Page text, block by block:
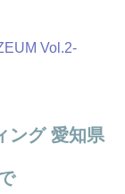
Vol.2-
ング 愛知県